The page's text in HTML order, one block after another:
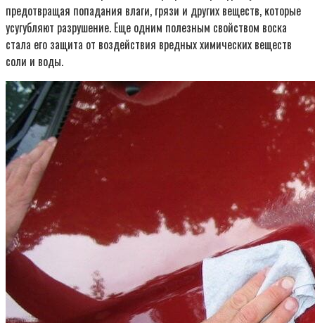
предотвращая попадания влаги, грязи и других веществ, которые
усугубляют разрушение. Еще одним полезным свойством воска
стала его защита от воздействия вредных химических веществ
соли и воды.